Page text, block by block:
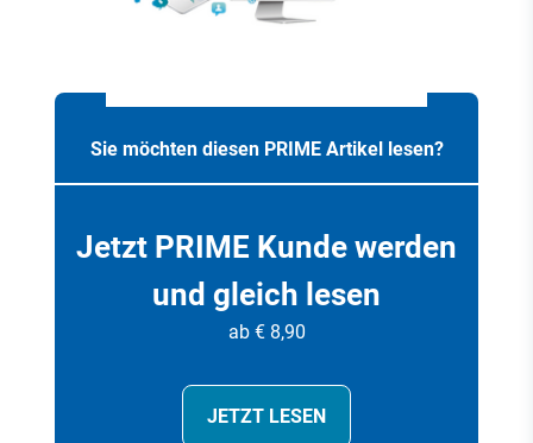
Sie möchten diesen PRIME Artikel lesen?
Jetzt PRIME Kunde werden
und gleich lesen
ab € 8,90
JETZT LESEN